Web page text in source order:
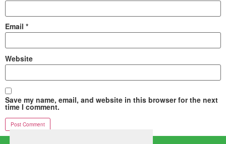
Email *
Website
Save my name, email, and website in this browser for the next
time I comment.